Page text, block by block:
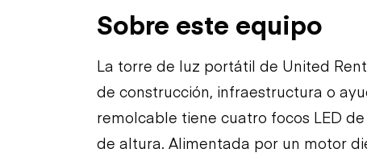
Sobre este equipo
La torre de luz portátil de United
de construcción, infraestructura o
remolcable tiene cuatro focos LED
de altura. Alimentada por un motor